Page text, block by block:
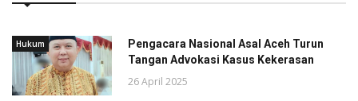
Hukum
Pengacara Nasional Asal Aceh Turun
Tangan Advokasi Kasus Kekerasan
26 April 2025